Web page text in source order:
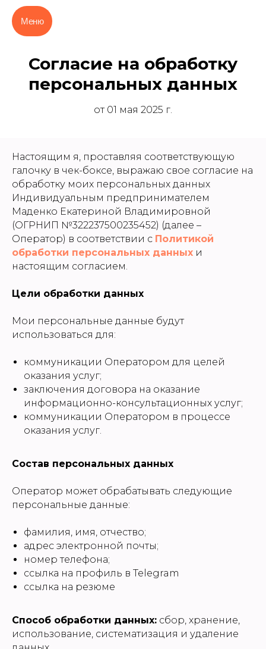
Меню
Согласие на обработку
персональных данных
от 01 мая 2025 г.
Настоящим я, проставляя соответствующую
галочку в чек-боксе, выражаю свое согласие на
обработку моих персональных данных
Индивидуальным предпринимателем
Маденко Екатериной Владимировной
(ОГРНИП №322237500235452) (далее –
Оператор) в соответствии с Политикой
обработки персональных данных и
настоящим согласием.
Цели обработки данных
Мои персональные данные будут
использоваться для:
коммуникации Оператором для целей
оказания услуг;
заключения договора на оказание
информационно-консультационных услуг;
коммуникации Оператором в процессе
оказания услуг.
Состав персональных данных
Оператор может обрабатывать следующие
персональные данные:
фамилия, имя, отчество;
адрес электронной почты;
номер телефона;
ссылка на профиль в Telegram
ссылка на резюме
Способ обработки данных: сбор, хранение,
использование, систематизация и удаление